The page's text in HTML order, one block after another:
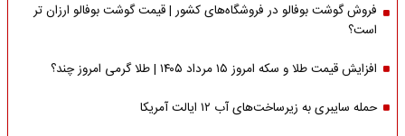
فروش گوشت بوفالو در فروشگاه‌های کشور | قیمت گوشت بوفالو ارزان تر
است؟
افزایش قیمت طلا و سکه امروز ۱۵ مرداد ۱۴۰۵ | طلا گرمی امروز چند؟
حمله سایبری به زیرساخت‌های آب ۱۲ ایالت آمریکا